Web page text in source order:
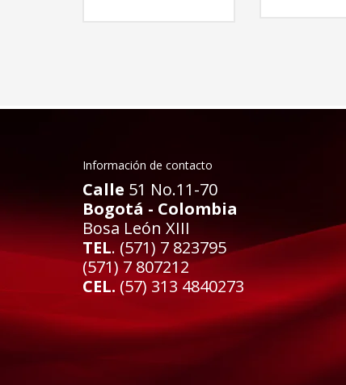
Información de contacto
Calle 51 No.11-70
Bogotá - Colombia
Bosa León XIII
TEL. (571) 7 823795
(571) 7 807212
CEL. (57) 313 4840273